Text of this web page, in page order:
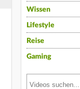
Wissen
Lifestyle
Reise
Gaming